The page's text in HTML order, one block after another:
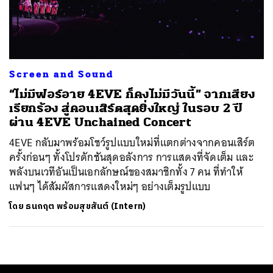
Screen and Sound
“ไม่มีฟอร์อาย 4EVE ก็คงไม่มีวันนี้” จากเสียง
เรียกร้อง สู่คอนเสิร์ตสุดยิ่งใหญ่ ในรอบ 2 ปี
ผ่าน 4EVE Unchained Concert
4EVE กลับมาพร้อมโชว์รูปแบบใหม่ที่แตกต่างจากคอนเสิร์ต
ครั้งก่อนๆ ทั้งโปรดักชันสุดอลังการ การแสดงที่จัดเต็ม และ
พลังบนเวทีอันเป็นเอกลักษณ์ของสมาชิกทั้ง 7 คน ที่ทำให้
แฟนๆ ได้สัมผัสการแสดงใหม่ๆ อย่างเต็มรูปแบบ
โดย ธนกฤต พร้อมสุขสันต์ (Intern)
SHARE TWEET LINE EMAIL